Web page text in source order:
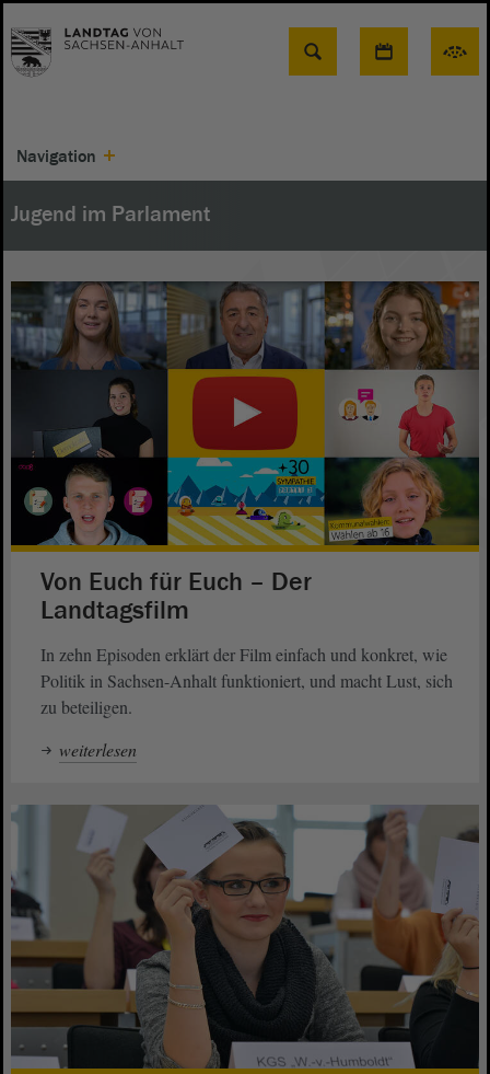
Suche
Navigation
Jugend im Parlament
Von Euch für Euch – Der
Landtagsfilm
In zehn Episoden erklärt der Film einfach und konkret, wie
Politik in Sachsen-Anhalt funktioniert, und macht Lust, sich
zu beteiligen.
weiterlesen